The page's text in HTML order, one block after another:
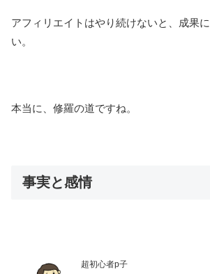
アフィリエイトはやり続けないと、成果
い。
本当に、修羅の道ですね。
事実と感情
超初心者p子